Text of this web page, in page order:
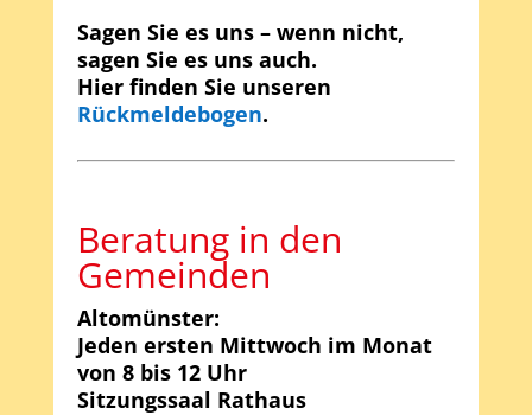
Sagen Sie es uns – wenn nicht,
sagen Sie es uns auch.
Hier finden Sie unseren
Rückmeldebogen.
Beratung in den
Gemeinden
Altomünster:
Jeden ersten Mittwoch im Monat
von 8 bis 12 Uhr
Sitzungssaal Rathaus